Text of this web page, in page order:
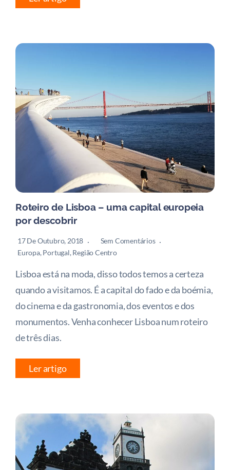
Roteiro de Lisboa – uma capital europeia
por descobrir
17 De Outubro, 2018
Sem Comentários
Europa, Portugal, Região Centro
Lisboa está na moda, disso todos temos a certeza
quando a visitamos. É a capital do fado e da boémia,
do cinema e da gastronomia, dos eventos e dos
monumentos. Venha conhecer Lisboa num roteiro
de três dias.
Ler artigo